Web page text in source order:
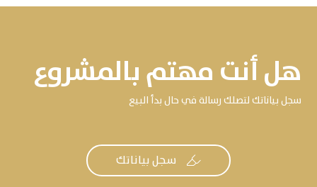
هل أنت مهتم بالمشروع
سجل بياناتك لتصلك رسالة في حال بدأ البيع
 سجل بياناتك